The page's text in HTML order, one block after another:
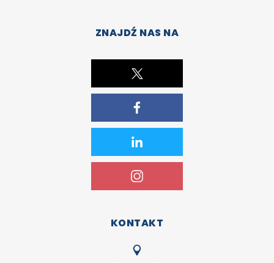
ZNAJDŹ NAS NA
KONTAKT